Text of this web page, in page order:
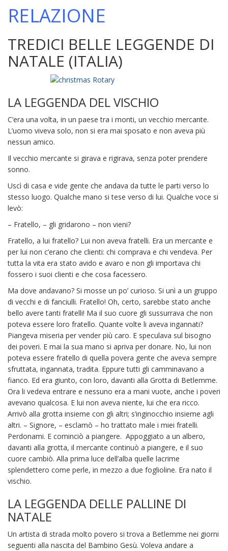
RELAZIONE
TREDICI BELLE LEGGENDE DI
NATALE (ITALIA)
LA LEGGENDA DEL VISCHIO
C’era una volta, in un paese tra i monti, un vecchio mercante.
L’uomo viveva solo, non si era mai sposato e non aveva più
nessun amico.
Il vecchio mercante si girava e rigirava, senza poter prendere
sonno.
Uscì di casa e vide gente che andava da tutte le parti verso lo
stesso luogo. Qualche mano si tese verso di lui. Qualche voce si
levò:
– Fratello, – gli gridarono – non vieni?
Fratello, a lui fratello? Lui non aveva fratelli. Era un mercante e
per lui non c’erano che clienti: chi comprava e chi vendeva. Per
tutta la vita era stato avido e avaro e non gli importava chi
fossero i suoi clienti e che cosa facessero.
Ma dove andavano? Si mosse un po’ curioso. Si unì a un gruppo
di vecchi e di fanciulli. Fratello! Oh, certo, sarebbe stato anche
bello avere tanti fratelli! Ma il suo cuore gli sussurrava che non
poteva essere loro fratello. Quante volte li aveva ingannati?
Piangeva miseria per vender più caro. E speculava sul bisogno
dei poveri. E mai la sua mano si apriva per donare. No, lui non
poteva essere fratello di quella povera gente che aveva sempre
sfruttata, ingannata, tradita. Eppure tutti gli camminavano a
fianco. Ed era giunto, con loro, davanti alla Grotta di Betlemme.
Ora li vedeva entrare e nessuno era a mani vuote, anche i poveri
avevano qualcosa. E lui non aveva niente, lui che era ricco.
Arrivò alla grotta insieme con gli altri; s’inginocchio insieme agli
altri. – Signore, – esclamò – ho trattato male i miei fratelli.
Perdonami. E cominciò a piangere. Appoggiato a un albero,
davanti alla grotta, il mercante continuò a piangere, e il suo
cuore cambiò. Alla prima luce dell’alba quelle lacrime
splendettero come perle, in mezzo a due foglioline. Era nato il
vischio.
LA LEGGENDA DELLE PALLINE DI
NATALE
Un artista di strada molto povero si trova a Betlemme nei giorni
seguenti alla nascita del Bambino Gesù. Voleva andare a